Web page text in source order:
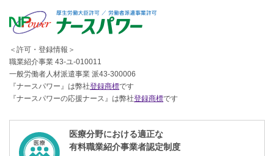
＜許可・登録情報＞
職業紹介事業 43-ユ-010011
一般労働者人材派遣事業 派43-300006
『ナースパワー』は弊社登録商標です
『ナースパワーの応援ナース』は弊社登録商標です
医療分野における適正な
有料職業紹介事業者認定制度